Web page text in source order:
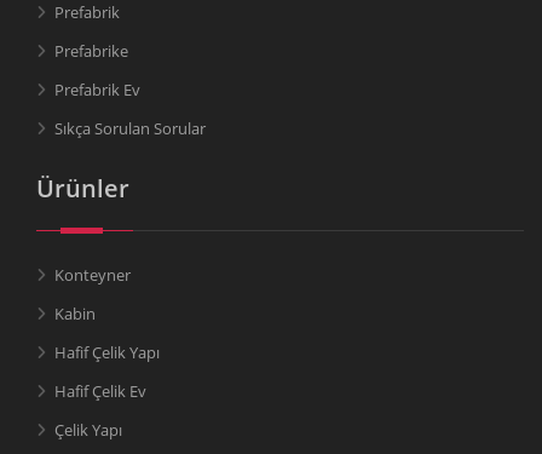
Prefabrik
Prefabrike
Prefabrik Ev
Sıkça Sorulan Sorular
Ürünler
Konteyner
Kabin
Hafif Çelik Yapı
Hafif Çelik Ev
Çelik Yapı